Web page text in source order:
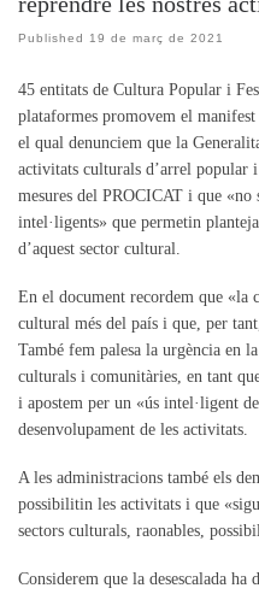
Published 19 de març de 2021
45 entitats de Cultura Popular i
plataformes promovem el
el qual denunciem que la
activitats culturals d’arrel popular
mesures del PROCICAT i que «no
intel·ligents» que permetin
d’aquest sector cultural.
En el document recordem que «la
cultural més del país i que, per
També fem palesa la urgència en
culturals i comunitàries, en tant
i apostem per un «ús intel·ligent
desenvolupament de les activitats.
A les administracions també els
possibilitin les activitats i que
sectors culturals, raonables,
Considerem que la desescalada